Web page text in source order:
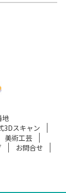
地
3Dスキャン
美術工芸
お問合せ